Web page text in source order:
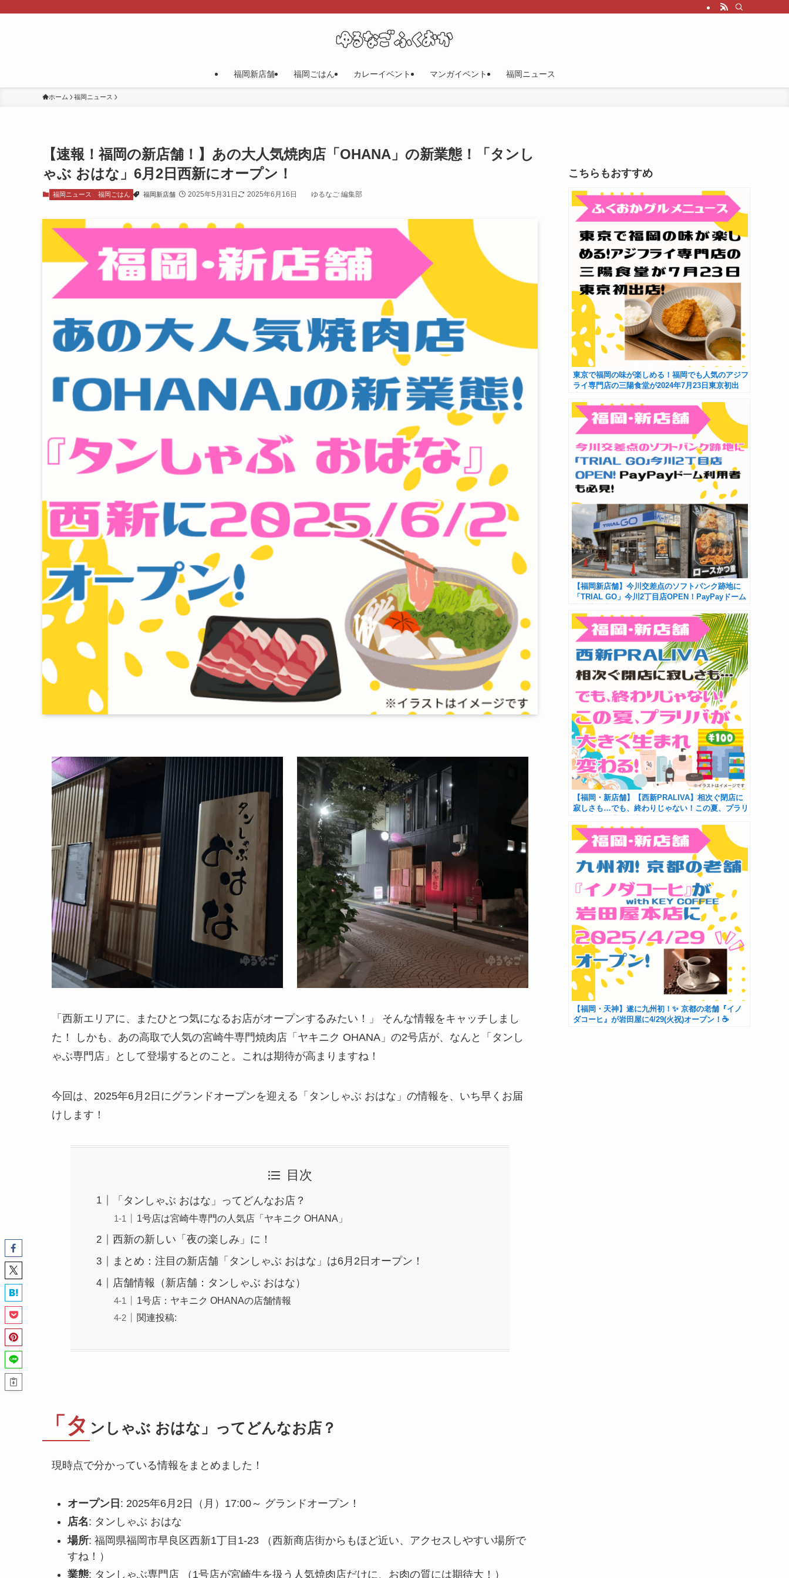
福岡新店舗 福岡ごはん カレーイベント マンガイベント 福岡ニュース
ホーム 福岡ニュース
【速報！福岡の新店舗！】あの大人気焼肉店「OHANA」の新業態！「タンし
ゃぶ おはな」6月2日西新にオープン！
福岡ニュース 福岡ごはん 福岡新店舗 2025年5月31日 2025年6月16日 ゆるなご 編集部
「西新エリアに、またひとつ気になるお店がオープンするみたい！」 そんな情報をキャッチしまし
た！ しかも、あの高取で人気の宮崎牛専門焼肉店「ヤキニク OHANA」の2号店が、なんと「タンし
ゃぶ専門店」として登場するとのこと。これは期待が高まりますね！
今回は、2025年6月2日にグランドオープンを迎える「タンしゃぶ おはな」の情報を、いち早くお届
けします！
目次
「タンしゃぶ おはな」ってどんなお店？
1号店は宮崎牛専門の人気店「ヤキニク OHANA」
西新の新しい「夜の楽しみ」に！
まとめ：注目の新店舗「タンしゃぶ おはな」は6月2日オープン！
店舗情報（新店舗：タンしゃぶ おはな）
1号店：ヤキニク OHANAの店舗情報
関連投稿:
「タ ンしゃぶ おはな」ってどんなお店？
現時点で分かっている情報をまとめました！
オープン日 : 2025年6月2日（月）17:00～ グランドオープン！
店名: タンしゃぶ おはな
場所: 福岡県福岡市早良区西新1丁目1-23 （西新商店街からもほど近い、アクセスしやすい場所で
すね！）
業態: タンしゃぶ専門店 （1号店が宮崎牛を扱う人気焼肉店だけに、お肉の質には期待大！）
こちらもおすすめ
東京で福岡の味が楽しめる！福岡でも人気のアジフ
ライ専門店の三陽食堂が2024年7月23日東京初出
【福岡新店舗】今川交差点のソフトバンク跡地に
「TRIAL GO」今川2丁目店OPEN！PayPayドーム
【福岡・新店舗】【西新PRALIVA】相次ぐ閉店に
寂しさも…でも、終わりじゃない！この夏、プラリ
【福岡・天神】遂に九州初！✨ 京都の老舗『イノ
ダコーヒ』が岩田屋に4/29(火祝)オープン！☕️